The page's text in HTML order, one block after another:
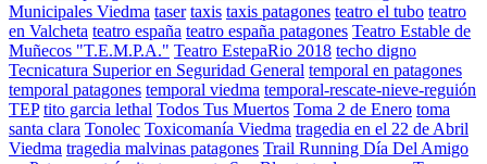
Municipales Viedma taser taxis taxis patagones teatro el tubo teatro
en Valcheta teatro españa teatro españa patagones Teatro Estable de
Muñecos "T.E.M.P.A." Teatro EstepaRio 2018 techo digno
Tecnicatura Superior en Seguridad General temporal en patagones
temporal patagones temporal viedma temporal-rescate-nieve-reguión
TEP tito garcia lethal Todos Tus Muertos Toma 2 de Enero toma
santa clara Tonolec Toxicomanía Viedma tragedia en el 22 de Abril
Viedma tragedia malvinas patagones Trail Running Día Del Amigo